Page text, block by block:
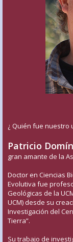
¿ Quién fue nuestro
Patricio
gran amante de la
Doctor en Ciencias
Evolutiva fue
Geológicas de la
UCM) desde su
Investigación del
Tierra”.
Su trabajo de